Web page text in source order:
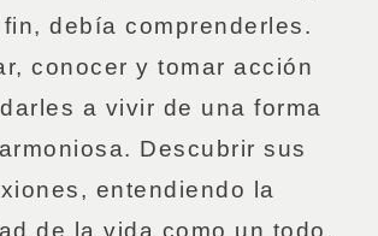
debía comprenderles.
conocer y tomar acción
a vivir de una forma
Descubrir sus
entendiendo la
de la vida como un todo.